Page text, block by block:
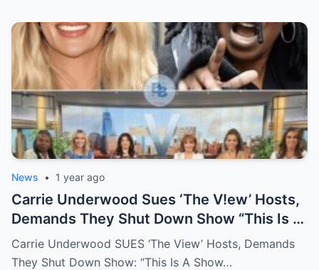
News • 1 year ago
Carrie Underwood Sues ‘The V!ew’ Hosts,
Demands They Shut Down Show “This Is A
Show That Lies To Its Viewers”
Carrie Underwood SUES ‘The View’ Hosts, Demands
They Shut Down Show: “This Is A Show…